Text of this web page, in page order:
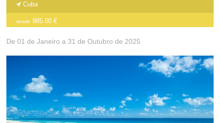
Cuba
desde 985.00 €
De 01 de Janeiro a 31 de Outubro de 2025